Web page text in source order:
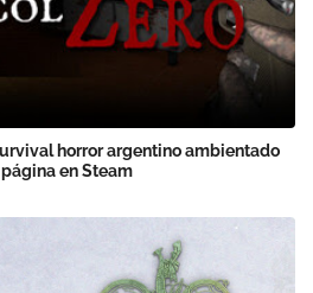
horror argentino ambientado
en Steam